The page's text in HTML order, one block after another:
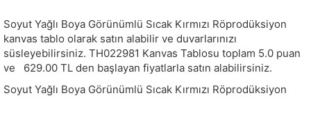
Soyut Yağlı Boya Görünümlü Sıcak Kırmızı Röprodüksiyon
kanvas tablo olarak satın alabilir ve duvarlarınızı
süsleyebilirsiniz. TH022981 Kanvas Tablosu toplam 5.0 puan
ve
629.00 TL den başlayan fiyatlarla satın alabilirsiniz.
Soyut Yağlı Boya Görünümlü Sıcak Kırmızı Röprodüksiyon